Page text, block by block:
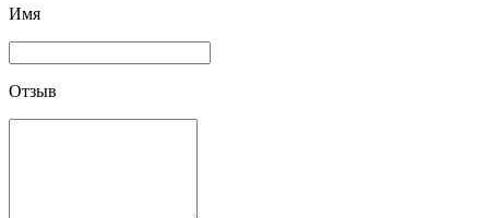
Имя
Отзыв